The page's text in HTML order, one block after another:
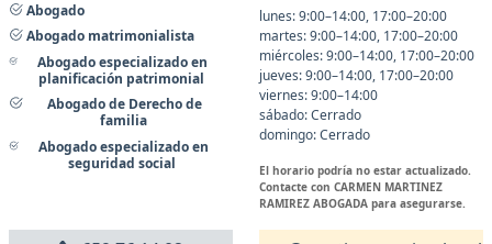
Abogado
Abogado matrimonialista
Abogado especializado en
planificación patrimonial
Abogado de Derecho de
familia
Abogado especializado en
seguridad social
lunes: 9:00–14:00, 17:00–20:00
martes: 9:00–14:00, 17:00–20:00
miércoles: 9:00–14:00, 17:00–20:00
jueves: 9:00–14:00, 17:00–20:00
viernes: 9:00–14:00
sábado: Cerrado
domingo: Cerrado
El horario podría no estar actualizado.
Contacte con CARMEN MARTINEZ
RAMIREZ ABOGADA para asegurarse.